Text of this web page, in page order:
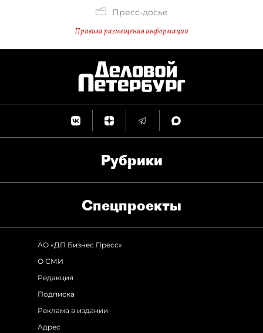
Пресс-досье
Правила размещения информации
Рубрики
Спец­проекты
АО «ДП Бизнес Пресс»
О СМИ
Редакция
Подписка
Реклама в издании
Адрес